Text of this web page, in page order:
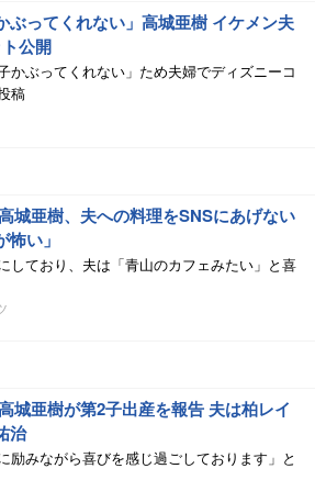
ぶってくれない」高城亜樹 イケメン夫
公開
かぶってくれない」ため夫婦でディズニーコ
稿
城亜樹、夫への料理をSNSにあげない
い」
しており、夫は「青山のカフェみたい」と喜
城亜樹が第2子出産を報告 夫は柏レイ
治
励みながら喜びを感じ過ごしております」と